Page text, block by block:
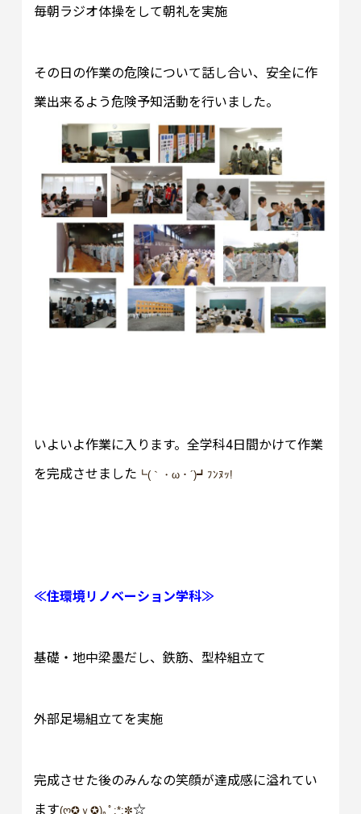
毎朝ラジオ体操をして朝礼を実施
その日の作業の危険について話し合い、安全に作
業出来るよう危険予知活動を行いました。
いよいよ作業に入ります。全学科4日間かけて作業
を完成させました ┗(｀・ω・´)┛ﾌﾝﾇｯ!
≪住環境リノベーション学科≫
基礎・地中梁墨だし、鉄筋、型枠組立て
外部足場組立てを実施
完成させた後のみんなの笑顔が達成感に溢れてい
ます(ღ✪ｖ✪)｡ﾟ:*:✼☆